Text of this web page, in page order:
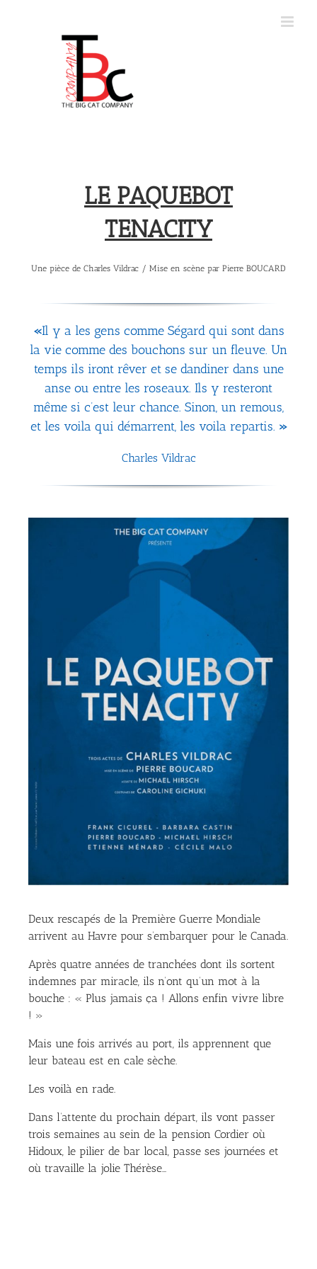
LE PAQUEBOT
TENACITY
Une pièce de Charles Vildrac / Mise en scène par Pierre BOUCARD
«Il y a les gens comme Ségard qui sont dans
la vie comme des bouchons sur un fleuve. Un
temps ils iront rêver et se dandiner dans une
anse ou entre les roseaux. Ils y resteront
même si c’est leur chance. Sinon, un remous,
et les voila qui démarrent, les voila repartis. »
Charles Vildrac
Deux rescapés de la Première Guerre Mondiale
arrivent au Havre pour s’embarquer pour le Canada.
Après quatre années de tranchées dont ils sortent
indemnes par miracle, ils n’ont qu’un mot à la
bouche : « Plus jamais ça ! Allons enfin vivre libre
! »
Mais une fois arrivés au port, ils apprennent que
leur bateau est en cale sèche.
Les voilà en rade.
Dans l’attente du prochain départ, ils vont passer
trois semaines au sein de la pension Cordier où
Hidoux, le pilier de bar local, passe ses journées et
où travaille la jolie Thérèse…